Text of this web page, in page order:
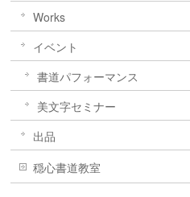
Works
イベント
書道パフォーマンス
美文字セミナー
出品
穏心書道教室